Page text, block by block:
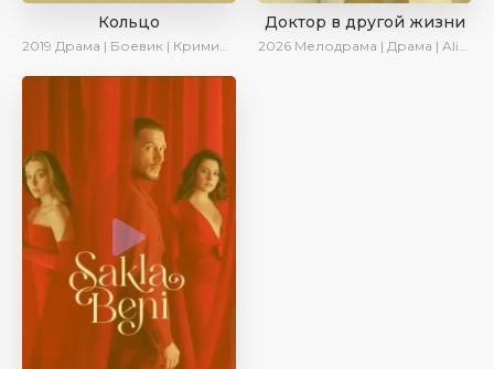
Кольцо
2019 Драма | Боевик | Криминал
Доктор в другой жизни
2026 Мелодрама | Драма | AlisaDirilis | Новинки